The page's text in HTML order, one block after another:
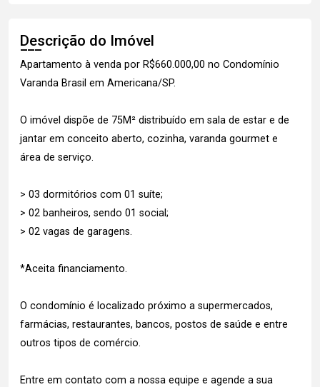
Descrição do Imóvel
Apartamento à venda por R$660.000,00 no Condomínio
Varanda Brasil em Americana/SP.
O imóvel dispõe de 75M² distribuído em sala de estar e de
jantar em conceito aberto, cozinha, varanda gourmet e
área de serviço.
> 03 dormitórios com 01 suíte;
> 02 banheiros, sendo 01 social;
> 02 vagas de garagens.
*Aceita financiamento.
O condomínio é localizado próximo a supermercados,
farmácias, restaurantes, bancos, postos de saúde e entre
outros tipos de comércio.
Entre em contato com a nossa equipe e agende a sua